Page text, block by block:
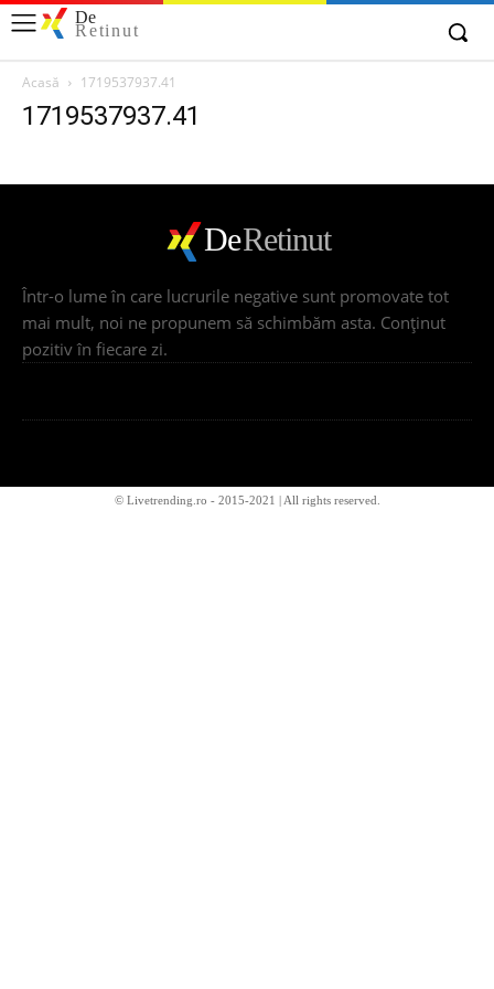
De
Retinut
Acasă 1719537937.41
1719537937.41
DeRetinut
Într-o lume în care lucrurile negative sunt promovate tot
mai mult, noi ne propunem să schimbăm asta. Conţinut
pozitiv în fiecare zi.
© Livetrending.ro - 2015-2021 | All rights reserved.